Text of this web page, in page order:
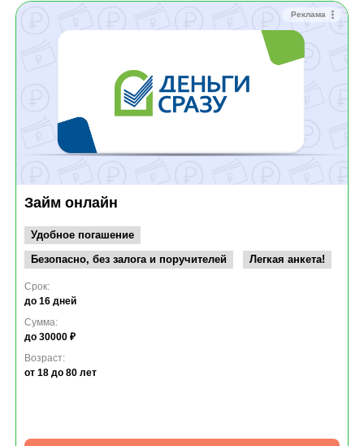
Реклама
Займ онлайн
Удобное погашение
Безопасно, без залога и поручителей
Легкая анкета!
Срок:
до 16 дней
Сумма:
до 30000 ₽
Возраст:
от 18 до 80 лет